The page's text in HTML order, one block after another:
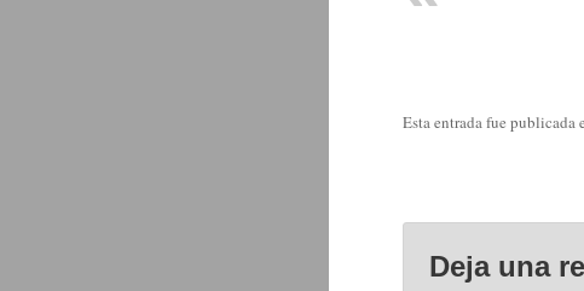
Esta entrada fue publicada
Deja una